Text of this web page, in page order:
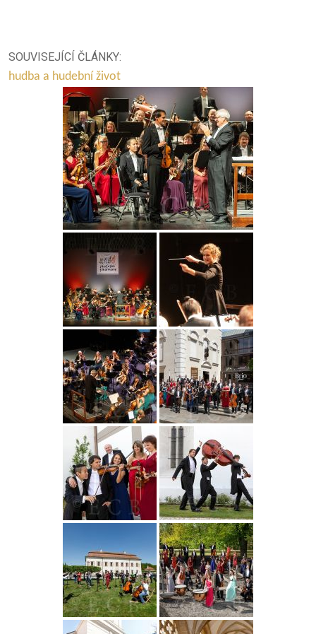
SOUVISEJÍCÍ ČLÁNKY:
hudba a hudební život